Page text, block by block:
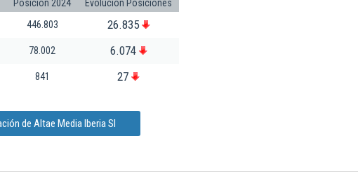
Posición 2024
Evolución Posiciones
446.803 26.835
78.002 6.074
841 27
de Altae Media Iberia Sl